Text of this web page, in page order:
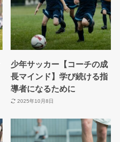
少年サッカー【コーチの成
長マインド】学び続ける指
導者になるために
2025年10月8日